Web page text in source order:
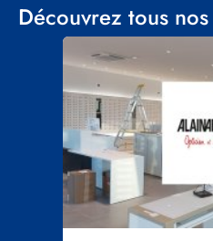
Découvrez tous
Visuel
principal